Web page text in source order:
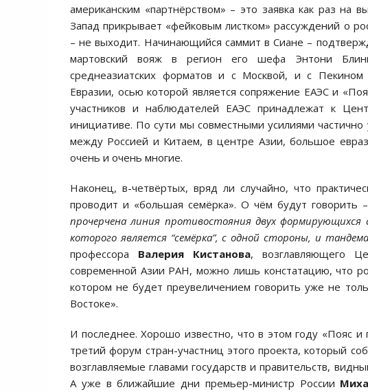
американским «партнёрством» – это заявка как раз на
Запад прикрывает «фейковым листком» рассуждений о
– не выходит. Начинающийся саммит в Сиане –
мартовский вояж в регион его шефа Энтони
среднеазиатских форматов и с Москвой, и с
Евразии, осью которой является сопряжение ЕАЭС и
участников и наблюдателей ЕАЭС принадлежат к
инициативе. По сути мы совместными усилиями
между Россией и Китаем, в центре Азии, большое
очень и очень многие.
Наконец, в-четвёртых, вряд ли случайно, что
проводит и «большая семёрка». О чём будут говорить
прочерчена линия противостояния двух формирующихся
которого является “семёрка”, с одной стороны, и
профессора Валерия Кистанова, возглавляющего
современной Азии РАН, можно лишь констатацию, что
котором не будет преувеличением говорить уже не
Востоке».
И последнее. Хорошо известно, что в этом году «Пояс
третий форум стран-участниц этого проекта, который
возглавляемые главами государств и правительств,
А уже в ближайшие дни премьер-министр России